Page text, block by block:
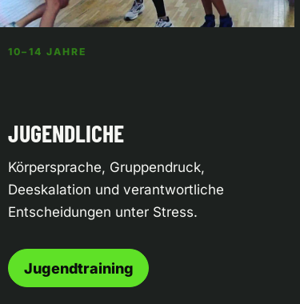
10–14 JAHRE
JUGENDLICHE
Körpersprache, Gruppendruck,
Deeskalation und verantwortliche
Entscheidungen unter Stress.
Jugendtraining